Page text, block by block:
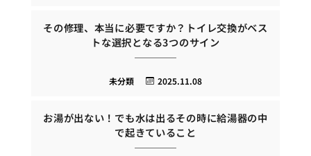
その修理、本当に必要ですか？トイレ交換がベス
トな選択となる3つのサイン
2025.11.08
未分類
お湯が出ない！でも水は出るその時に給湯器の中
で起きていること